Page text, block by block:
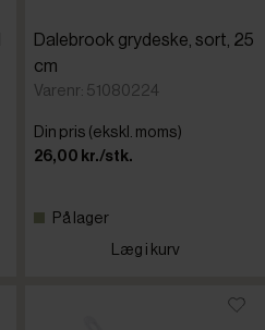
Dalebrook grydeske, sort, 25
cm
Varenr: 51080224
Din pris (ekskl. moms)
26,00 kr./stk.
På lager
Læg i kurv